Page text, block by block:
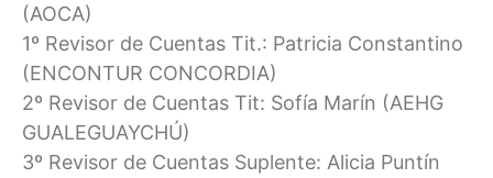
(AOCA)
1º Revisor de Cuentas Tit.: Patricia Constantino
(ENCONTUR CONCORDIA)
2º Revisor de Cuentas Tit: Sofía Marín (AEHG
GUALEGUAYCHÚ)
3º Revisor de Cuentas Suplente: Alicia Puntín